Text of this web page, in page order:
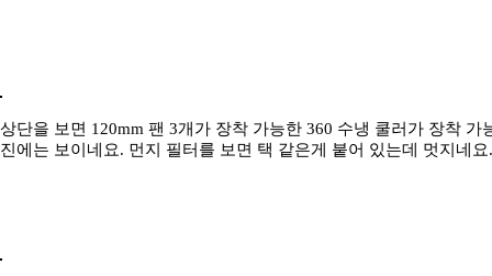
상단을 보면 120mm 팬 3개가 장착 가능한 360 수냉 쿨러가 장착
진에는 보이네요. 먼지 필터를 보면 택 같은게 붙어 있는데 멋지네